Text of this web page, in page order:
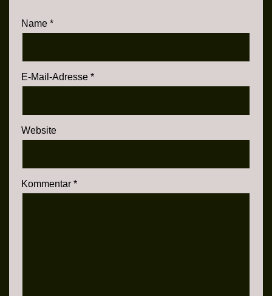
Name *
E-Mail-Adresse *
Website
Kommentar *